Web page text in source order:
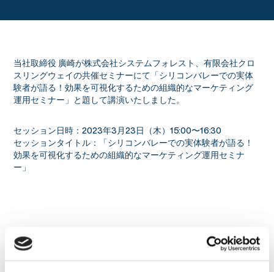
当社取締役 廣崎が株式会社システムフォレスト、有限会社クロ
スリングウェイの共催セミナーにて「シリコンバレーでの実体
験者が語る！効果を可視化するための組織的なマーケティング
運用セミナー」と題して講演いたしました。
セッション日時：2023年3月23日（木）15:00〜16:30
セッションタイトル：「シリコンバレーでの実体験者が語る！
効果を可視化するための組織的なマーケティング運用セミナ
ー」